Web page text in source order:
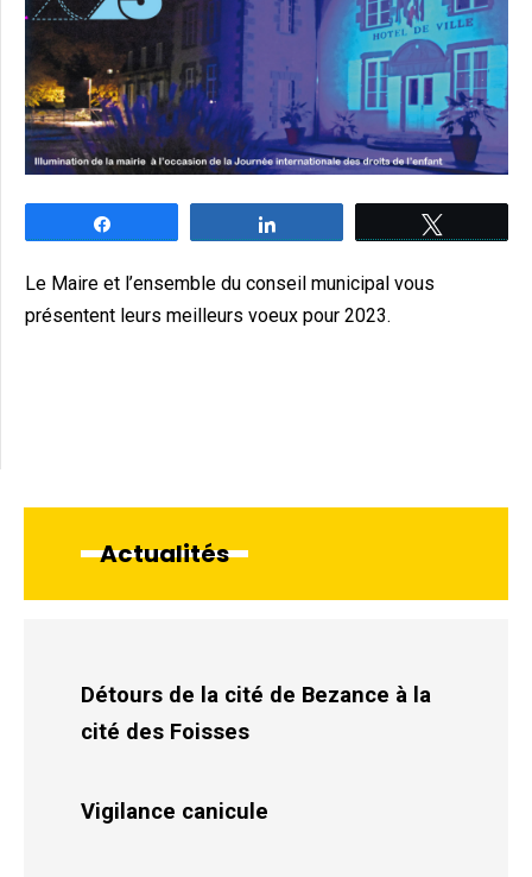
Le Maire et l’ensemble du conseil municipal vous
présentent leurs meilleurs voeux pour 2023.
Actualités
Détours de la cité de Bezance à la
cité des Foisses
Vigilance canicule